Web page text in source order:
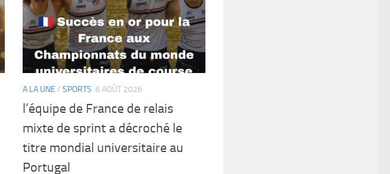
A LA UNE / SPORTS 6 AOÛT 2026
l’équipe de France de relais
mixte de sprint a décroché le
titre mondial universitaire au
Portugal